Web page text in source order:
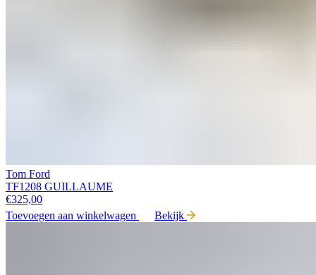
Tom Ford
TF1208 GUILLAUME
€325,00
Toevoegen aan winkelwagen
Bekijk